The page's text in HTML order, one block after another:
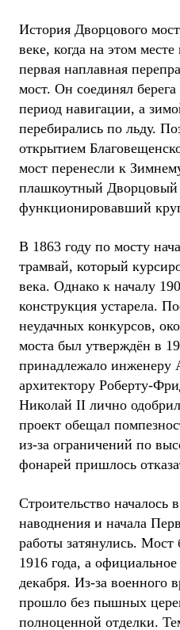
История Дворцового
веке, когда на этом
первая наплавная
мост. Он соединял
период навигации, а
перебирались по льду.
открытием
мост перенесли к
плашкоутный Дворцовый
функционировавший
В 1863 году по мосту
трамвай, который
века. Однако к началу
конструкция устарела.
неудачных конкурсов,
моста был утверждён в
принадлежало
архитектору Роберту-
Николай II лично
проект обещал
из-за ограничений по
фонарей пришлось
Строительство началось
наводнения и начала
работы затянулись.
1916 года, а
декабря. Из-за военного
прошло без пышных
полноценной отделки.